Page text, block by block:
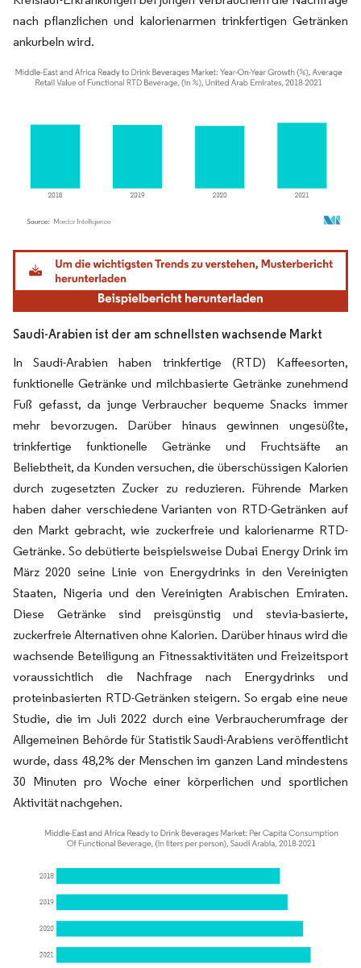
nach pflanzlichen und kalorienarmen trinkfertigen Getränken
ankurbeln wird.
Bild © Mordor Intelligence. Wiederverwendung erfordert Namensnennung gemäß
Saudi-Arabien ist der am schnellsten wachsende Markt
In Saudi-Arabien haben trinkfertige (RTD) Kaffeesorten,
funktionelle Getränke und milchbasierte Getränke zunehmend
Fuß gefasst, da junge Verbraucher bequeme Snacks immer
mehr bevorzugen. Darüber hinaus gewinnen ungesüßte,
trinkfertige funktionelle Getränke und Fruchtsäfte an
Beliebtheit, da Kunden versuchen, die überschüssigen Kalorien
durch zugesetzten Zucker zu reduzieren. Führende Marken
haben daher verschiedene Varianten von RTD-Getränken auf
den Markt gebracht, wie zuckerfreie und kalorienarme RTD-
Getränke. So debütierte beispielsweise Dubai Energy Drink im
März 2020 seine Linie von Energydrinks in den Vereinigten
Staaten, Nigeria und den Vereinigten Arabischen Emiraten.
Diese Getränke sind preisgünstig und stevia-basierte,
zuckerfreie Alternativen ohne Kalorien. Darüber hinaus wird die
wachsende Beteiligung an Fitnessaktivitäten und Freizeitsport
voraussichtlich die Nachfrage nach Energydrinks und
proteinbasierten RTD-Getränken steigern. So ergab eine neue
Studie, die im Juli 2022 durch eine Verbraucherumfrage der
Allgemeinen Behörde für Statistik Saudi-Arabiens veröffentlicht
wurde, dass 48,2% der Menschen im ganzen Land mindestens
30 Minuten pro Woche einer körperlichen und sportlichen
Aktivität nachgehen.